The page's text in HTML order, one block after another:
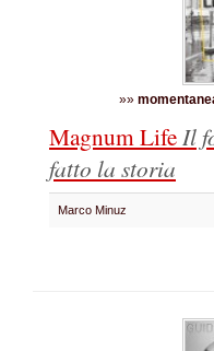
»»
Magnum LifeIl
fatto la storia
Marco Minuz